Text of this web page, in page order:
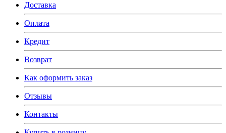
Доставка
Оплата
Кредит
Возврат
Как оформить заказ
Отзывы
Контакты